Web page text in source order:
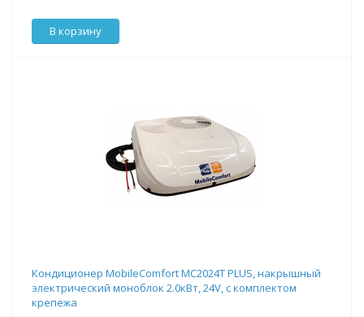
В корзину
Кондиционер MobileComfort MC2024T PLUS, накрышный
электрический моноблок 2.0кВт, 24V, с комплектом
крепежа